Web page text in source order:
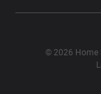
© 2026 Home